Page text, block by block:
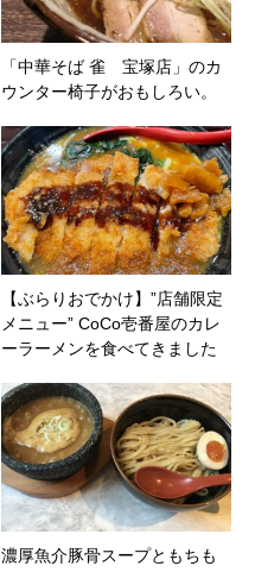
「中華そば 雀 宝塚店」のカ
ウンター椅子がおもしろい。
【ぶらりおでかけ】”店舗限定
メニュー” CoCo壱番屋のカレ
ーラーメンを食べてきました
濃厚魚介豚骨スープともちも